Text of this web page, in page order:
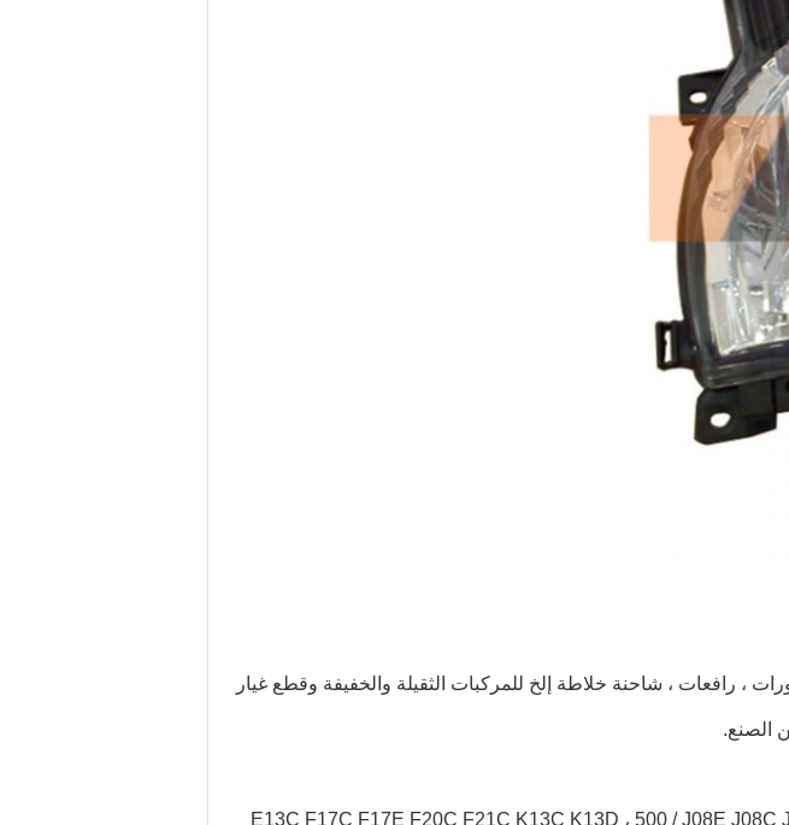
، رافعات ، شاحنة خلاطة إلخ للمركبات الثقيلة والخفيفة وقطع غيار
الصنع.